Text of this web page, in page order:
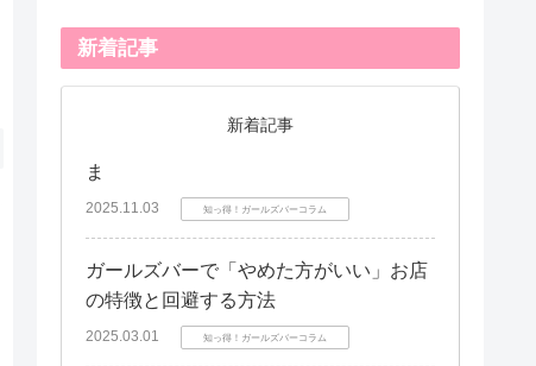
新着記事
新着記事
ま
2025.11.03 知っ得！ガールズバーコラム
ガールズバーで「やめた方がいい」お店
の特徴と回避する方法
2025.03.01 知っ得！ガールズバーコラム